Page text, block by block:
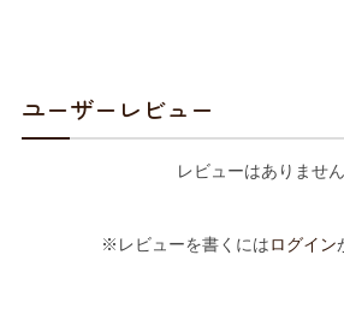
ユーザーレビュー
レビューはありません
※レビューを書くにはログイン